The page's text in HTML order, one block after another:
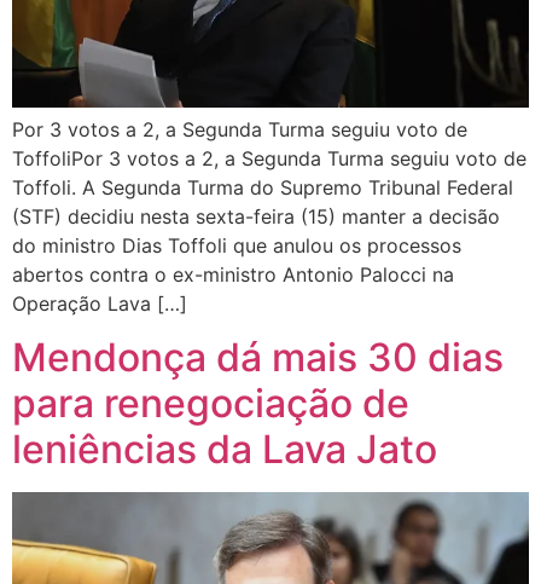
Por 3 votos a 2, a Segunda Turma seguiu voto de
ToffoliPor 3 votos a 2, a Segunda Turma seguiu voto de
Toffoli. A Segunda Turma do Supremo Tribunal Federal
(STF) decidiu nesta sexta-feira (15) manter a decisão
do ministro Dias Toffoli que anulou os processos
abertos contra o ex-ministro Antonio Palocci na
Operação Lava […]
Mendonça dá mais 30 dias
para renegociação de
leniências da Lava Jato